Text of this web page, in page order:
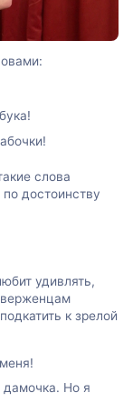
слова
достоинству
удивлять,
к зрелой
дамочка. Но я